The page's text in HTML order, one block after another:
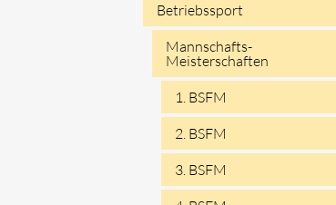
Betriebssport
Mannschafts-
Meisterschaften
1. BSFM
2. BSFM
3. BSFM